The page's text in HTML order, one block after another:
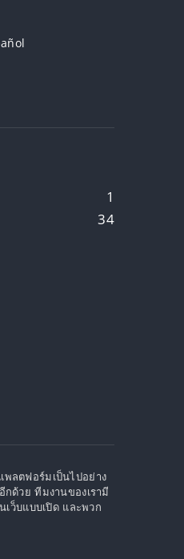
1
34
พลตฟอร์มเป็นไปอย่าง
กด้วย ทีมงานของเรามี
ว็บแบบเปิด และพวก